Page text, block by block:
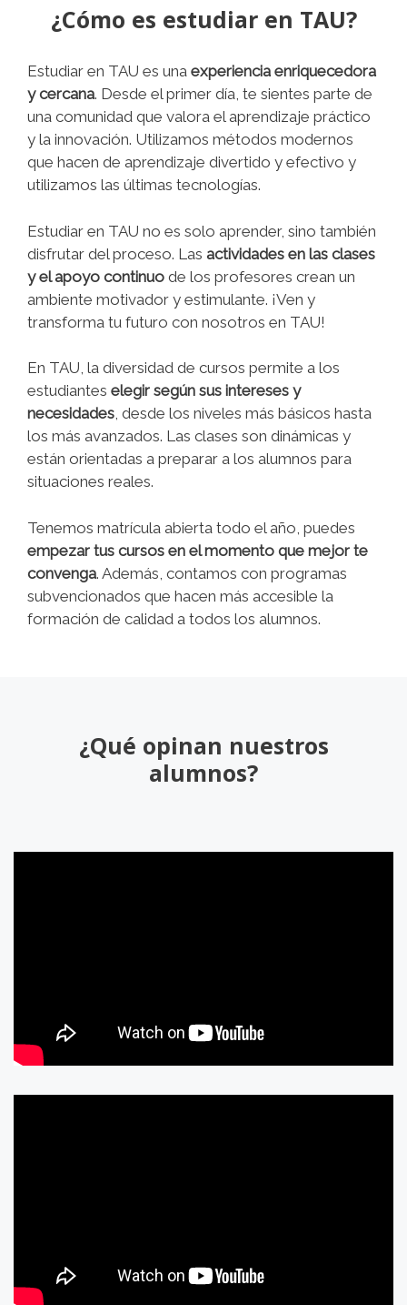
¿Cómo es estudiar en TAU?
Estudiar en TAU es una experiencia enriquecedora
y cercana. Desde el primer día, te sientes parte de
una comunidad que valora el aprendizaje práctico
y la innovación. Utilizamos métodos modernos
que hacen de aprendizaje divertido y efectivo y
utilizamos las últimas tecnologías.
Estudiar en TAU no es solo aprender, sino también
disfrutar del proceso. Las actividades en las clases
y el apoyo continuo de los profesores crean un
ambiente motivador y estimulante. ¡Ven y
transforma tu futuro con nosotros en TAU!
En TAU, la diversidad de cursos permite a los
estudiantes elegir según sus intereses y
necesidades, desde los niveles más básicos hasta
los más avanzados. Las clases son dinámicas y
están orientadas a preparar a los alumnos para
situaciones reales.
Tenemos matrícula abierta todo el año, puedes
empezar tus cursos en el momento que mejor te
convenga. Además, contamos con programas
subvencionados que hacen más accesible la
formación de calidad a todos los alumnos.
¿Qué opinan nuestros
alumnos?